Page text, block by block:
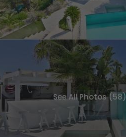
See All Photos (58)